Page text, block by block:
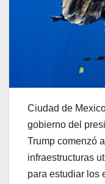
Ciudad de
gobierno del
Trump comenzó
infraestructuras
para estudiar los